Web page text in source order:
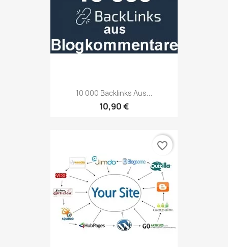
10 000 Backlinks Aus...
10,90 €
favorite_border